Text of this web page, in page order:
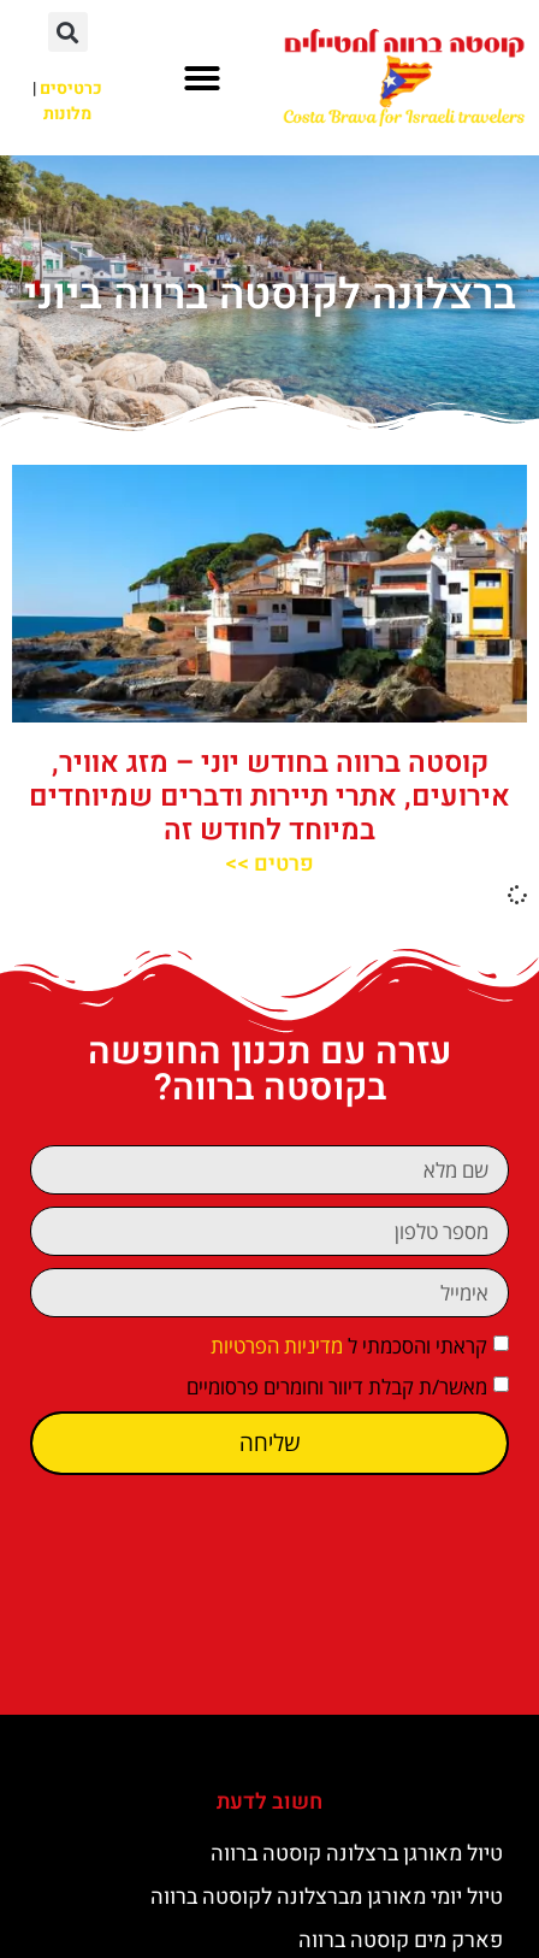
כרטיסים|
מלונות
ברצלונה לקוסטה ברווה ביוני
קוסטה ברווה בחודש יוני – מזג אוויר,
אירועים, אתרי תיירות ודברים שמיוחדים
במיוחד לחודש זה
פרטים >>
עזרה עם תכנון החופשה
בקוסטה ברווה?
קראתי והסכמתי ל מדיניות הפרטיות
מאשר/ת קבלת דיוור וחומרים פרסומיים
שליחה
חשוב לדעת
טיול מאורגן ברצלונה קוסטה ברווה
טיול יומי מאורגן מברצלונה לקוסטה ברווה
פארק מים קוסטה ברווה